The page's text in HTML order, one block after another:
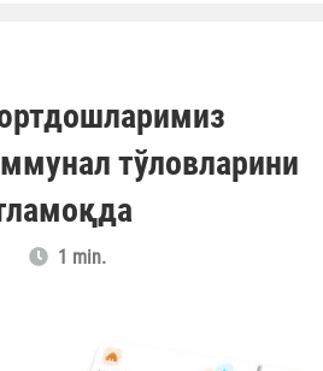
тўловларини
1 min.